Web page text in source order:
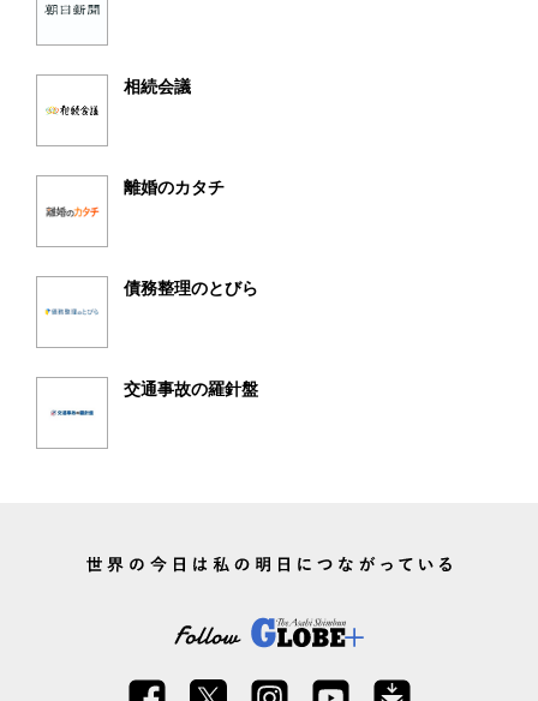
相続会議
離婚のカタチ
債務整理のとびら
交通事故の羅針盤